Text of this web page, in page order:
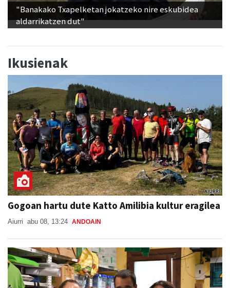
"Banakako Txapelketan jokatzeko nire eskubidea
aldarrikatzen dut"
Ikusienak
Gogoan hartu dute Katto Amilibia kultur eragilea
Aiurri abu 08, 13:24 ANDOAIN